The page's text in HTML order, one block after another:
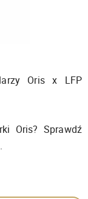
Oris x LFP
Oris? Sprawdź
.